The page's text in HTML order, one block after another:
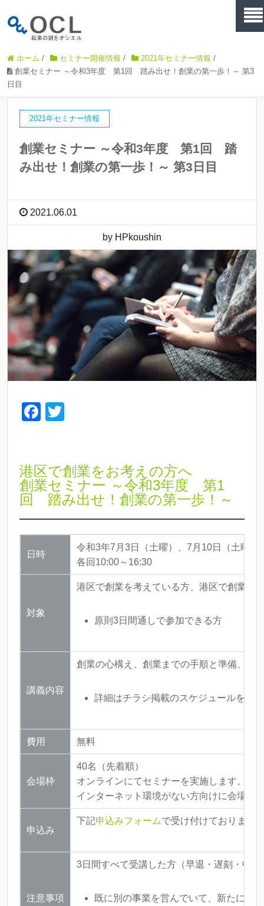
ホーム / セミナー開催情報 / 2021年セミナー情報 /
創業セミナー ～令和3年度 第1回 踏み出せ！創業の第一歩！～ 第3
日目
2021年セミナー情報
創業セミナー ～令和3年度 第1回 踏
み出せ！創業の第一歩！～ 第3日目
2021.06.01
by HPkoushin
F
e
b
o
o
er
港区で創業をお考えの方へ
創業セミナー ～令和3年度 第1
回 踏み出せ！創業の第一歩！～
日時
令和3年7月3日（土曜）、7月10日（土曜）
各回10:00～16:30
対象
港区で創業を考えている方、港区で創業し
原則3日間通しで参加できる方
講義内容
創業の心構え、創業までの手順と準備、
詳細はチラシ掲載のスケジュールをご
費用 無料
会場枠
40名（先着順）
オンラインにてセミナーを実施します。
インターネット環境がない方向けに会場枠
申込み
下記申込みフォームで受け付けております
注意事項
3日間すべて受講した方（早退・遅刻・中抜
既に別の事業を営んでいて、新たに別